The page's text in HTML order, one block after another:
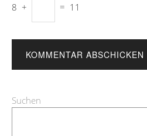
8 + = 11
Suchen